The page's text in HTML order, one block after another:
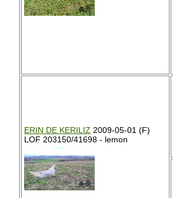
ERIN DE KERILIZ 2009-05-01 (F)
LOF 203150/41698 - lemon